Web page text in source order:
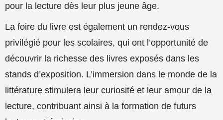
pour la lecture dès leur plus jeune âge.
La foire du livre est également un rendez-vous
privilégié pour les scolaires, qui ont l’opportunité de
découvrir la richesse des livres exposés dans les
stands d’exposition. L’immersion dans le monde de la
littérature stimulera leur curiosité et leur amour de la
lecture, contribuant ainsi à la formation de futurs